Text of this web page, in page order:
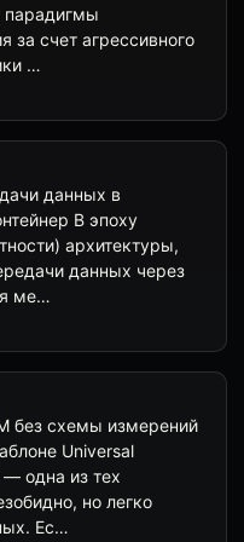
парадигмы
за счет агрессивного
…
данных в
В эпоху
архитектуры,
данных через
ме…
без схемы измерений
Universal
— одна из тех
но легко
Ес…